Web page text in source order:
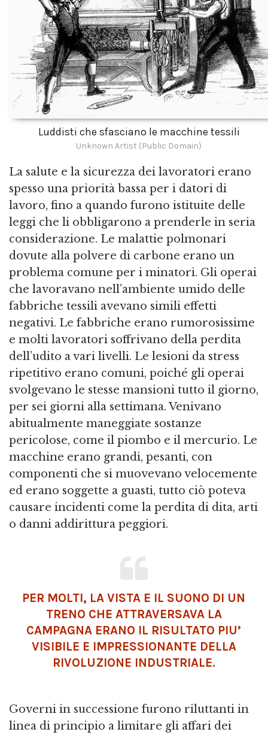
Luddisti che sfasciano le macchine tessili
Unknown Artist (Public Domain)
La salute e la sicurezza dei lavoratori erano
spesso una priorità bassa per i datori di
lavoro, fino a quando furono istituite delle
leggi che li obbligarono a prenderle in seria
considerazione. Le malattie polmonari
dovute alla polvere di carbone erano un
problema comune per i minatori. Gli operai
che lavoravano nell’ambiente umido delle
fabbriche tessili avevano simili effetti
negativi. Le fabbriche erano rumorosissime
e molti lavoratori soffrivano della perdita
dell’udito a vari livelli. Le lesioni da stress
ripetitivo erano comuni, poiché gli operai
svolgevano le stesse mansioni tutto il giorno,
per sei giorni alla settimana. Venivano
abitualmente maneggiate sostanze
pericolose, come il piombo e il mercurio. Le
macchine erano grandi, pesanti, con
componenti che si muovevano velocemente
ed erano soggette a guasti, tutto ciò poteva
causare incidenti come la perdita di dita, arti
o danni addirittura peggiori.
PER MOLTI, LA VISTA E IL SUONO DI UN
TRENO CHE ATTRAVERSAVA LA
CAMPAGNA ERANO IL RISULTATO PIU’
VISIBILE E IMPRESSIONANTE DELLA
RIVOLUZIONE INDUSTRIALE.
Governi in successione furono riluttanti in
linea di principio a limitare gli affari dei